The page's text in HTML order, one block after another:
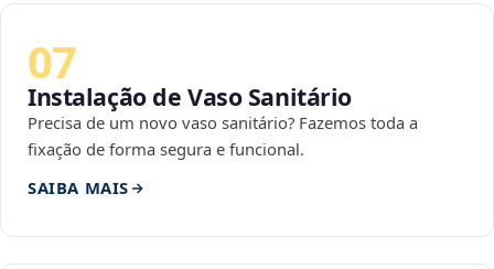
07
Instalação de Vaso Sanitário
Precisa de um novo vaso sanitário? Fazemos toda a
fixação de forma segura e funcional.
SAIBA MAIS